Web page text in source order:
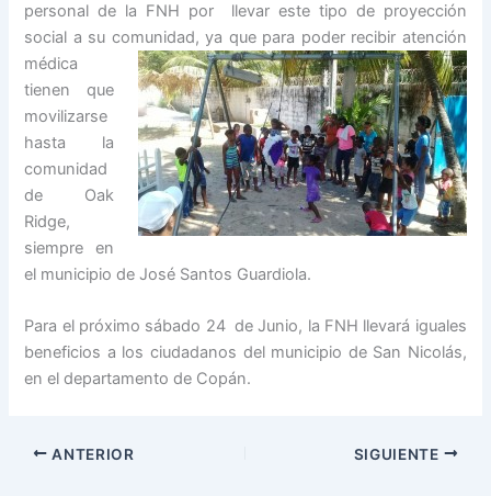
personal de la FNH por llevar este tipo de proyección
social a su comunidad, ya que para poder recibir atención
médica
tienen que
movilizarse
hasta la
comunidad
de Oak
Ridge,
siempre en
el municipio de José Santos Guardiola.
Para el próximo sábado 24 de Junio, la FNH llevará iguales
beneficios a los ciudadanos del municipio de San Nicolás,
en el departamento de Copán.
ANTERIOR SIGUIENTE